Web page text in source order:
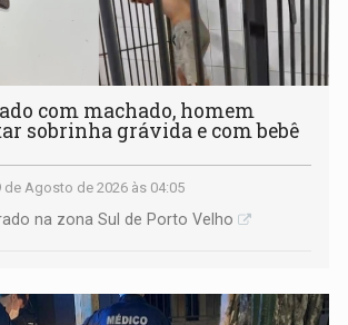
com machado, homem
sobrinha grávida e com bebê
de Agosto de 2026 às 04:05
na zona Sul de Porto Velho